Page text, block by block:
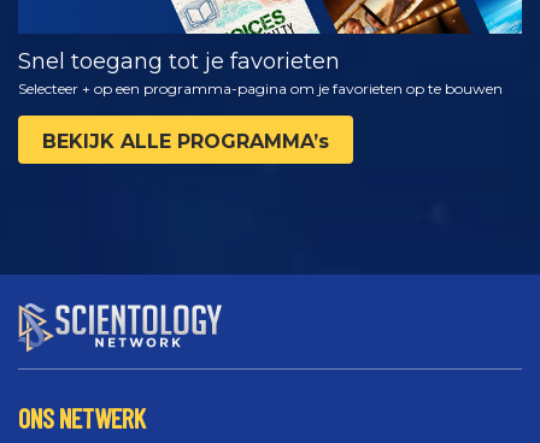
Snel toegang tot je favorieten
Selecteer + op een programma-pagina om je favorieten op te bouwen
BEKIJK ALLE PROGRAMMA’s
ONS NETWERK